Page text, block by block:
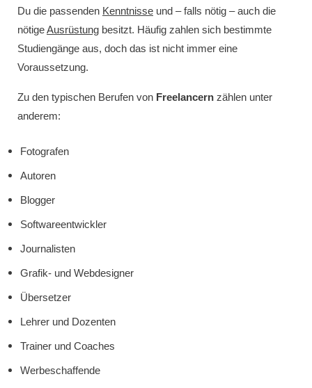
Du die passenden Kenntnisse und – falls nötig – auch die
nötigeAusrüstung besitzt. Häufig zahlen sich bestimmte
Studiengänge aus, doch das ist nicht immer eine
Voraussetzung.
Zu den typischen Berufen von Freelancern zählen unter
anderem:
Fotografen
Autoren
Blogger
Softwareentwickler
Journalisten
Grafik- und Webdesigner
Übersetzer
Lehrer und Dozenten
Trainer und Coaches
Werbeschaffende